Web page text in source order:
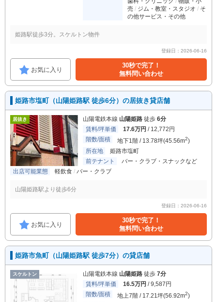
売
ジム・教室・スタジオ
そ
の他サービス・その他
姫路駅徒歩3分。スケルトン物件
登録日：2026-06-16
お気に入り
30秒で完了！
無料問い合わせ
姫路市塩町（山陽姫路駅 徒歩6分）の居抜き貸店舗
居抜き 山陽電鉄本線 山陽姫路 徒歩 6分
賃料/坪単価
17.6万円 / 12,772円
階数/面積
地下1階 / 13.78坪(45.56m2)
所在地
姫路市塩町
前テナント
バー・クラブ・スナックなど
出店可能業態
軽飲食 バー・クラブ
山陽姫路駅より徒歩6分
登録日：2026-06-16
お気に入り
30秒で完了！
無料問い合わせ
姫路市魚町（山陽姫路駅 徒歩7分）の貸店舗
スケルトン 山陽電鉄本線 山陽姫路 徒歩 7分
賃料/坪単価
16.5万円 / 9,587円
階数/面積
地上7階 / 17.21坪(56.92m2)